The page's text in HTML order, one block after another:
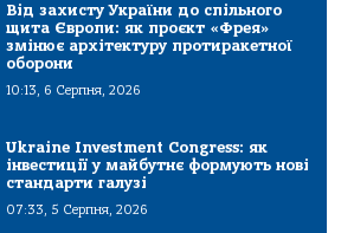
Від захисту України до спільного
щита Європи: як проєкт «Фрея»
змінює архітектуру протиракетної
оборони
10:13, 6 Серпня, 2026
Ukraine Investment Congress: як
інвестиції у майбутнє формують нові
стандарти галузі
07:33, 5 Серпня, 2026